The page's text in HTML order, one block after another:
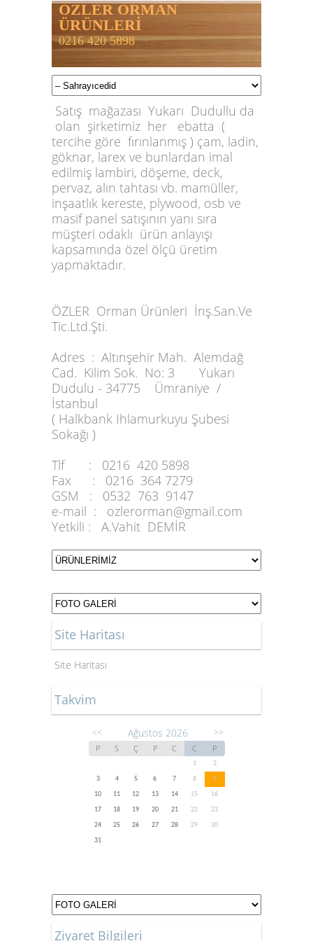
ÖZLER ORMAN
ÜRÜNLERİ
0216 420 5898
Satış mağazası Yukarı Dudullu da
olan şirketimiz her ebatta (
tercihe göre fırınlanmış ) çam, ladin,
göknar, larex ve bunlardan imal
edilmiş lambiri, döşeme, deck,
pervaz, alın tahtası vb. mamüller,
inşaatlık kereste, plywood, osb ve
masif panel satışının yanı sıra
müşteri odaklı ürün anlayışı
kapsamında özel ölçü üretim
yapmaktadır.
ÖZLER Orman Ürünleri İnş.San.Ve
Tic.Ltd.Şti.
Adres : Altınşehir Mah. Alemdağ
Cad. Kilim Sok. No: 3 Yukarı
Dudulu - 34775 Ümraniye /
İstanbul
( Halkbank Ihlamurkuyu Şubesi
Sokağı )
Tlf :
0216 420 5898
Fax :
0216 364 7279
GSM :
0532 763 9147
e-mail :
ozlerorman@gmail.com
Yetkili :
A.Vahit DEMİR
Site Haritası
Site Haritası
Takvim
<< Ağustos 2026 >>
P S Ç P C C P
1
2
3
4 5 6 7 8
9
10
11 12 13 14 15
16
17
18 19 20 21 22
23
24
25 26 27 28 29
30
31
Ziyaret Bilgileri